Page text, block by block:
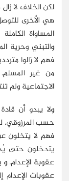
لكن الخلاف لا
هي الأخرى
المساواة
والتبني وحرية
فهم لا زالوا
من غير
الاجتماعية ولم
ولا يبدو أن
حسب المرزوقي،
فهم لا يتخلون
يتدخلون حتى
عقوبة الإعدام.
عقوبات